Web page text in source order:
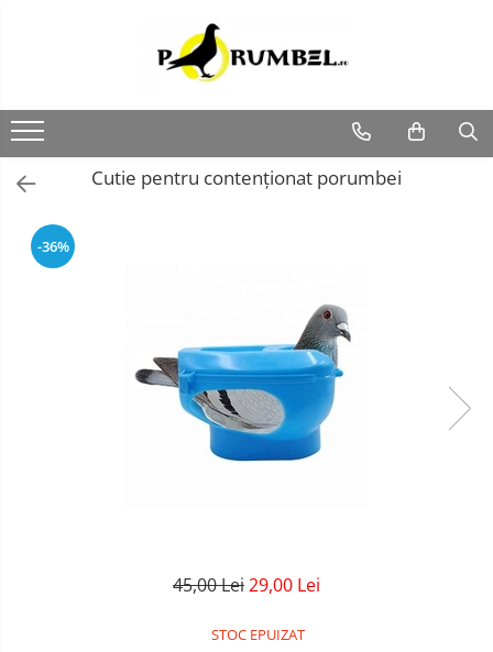
Cutie pentru contenționat porumbei
-36%
45,00 Lei29,00 Lei
STOC EPUIZAT